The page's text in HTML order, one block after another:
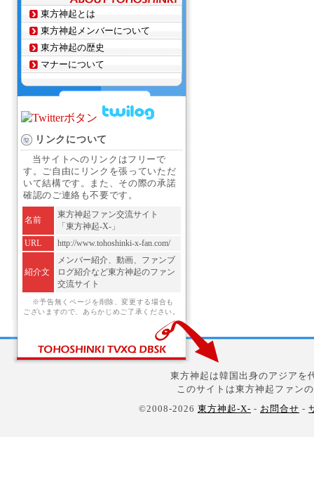
東方神起とは
東方神起メンバーについて
東方神起の歴史
マナーについて
リンクについて
当サイトへのリンクはフリーで
す。ご自由にリンクを張っていただ
いて結構です。また、その際の承諾
確認のご連絡も不要です。
名前
東方神起ファン交流サイト
「東方神起-X-」
URL
http://www.tohoshinki-x-fan.com/
紹介文
メンバー紹介、動画、ファンブ
ログ紹介など東方神起のファン
交流サイト
※予告無くページを削除、変更する場合も
ございますので、あらかじめご了承ください。
東方神起は韓国出身のアジアを
このサイトは東方神起ファン
©2008-2026 東方神起-X- - お問合せ -